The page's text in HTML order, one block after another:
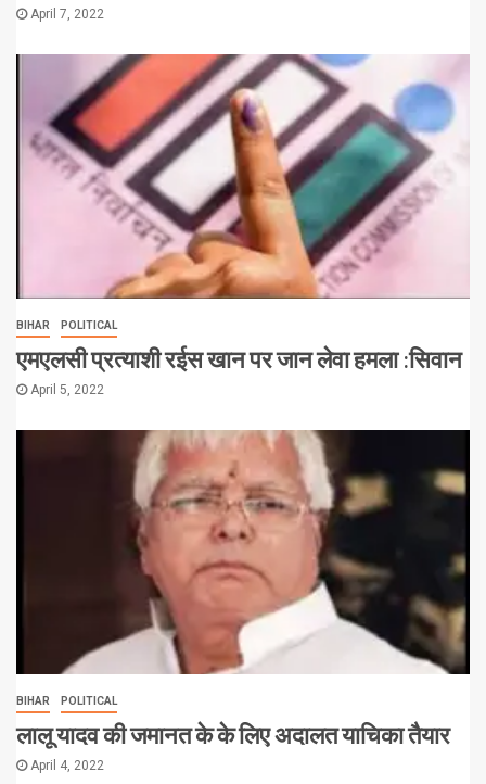
April 7, 2022
BIHAR POLITICAL
एमएलसी प्रत्याशी रईस खान पर जान लेवा हमला :सिवान
April 5, 2022
BIHAR POLITICAL
लालू यादव की जमानत के के लिए अदालत याचिका तैयार
April 4, 2022